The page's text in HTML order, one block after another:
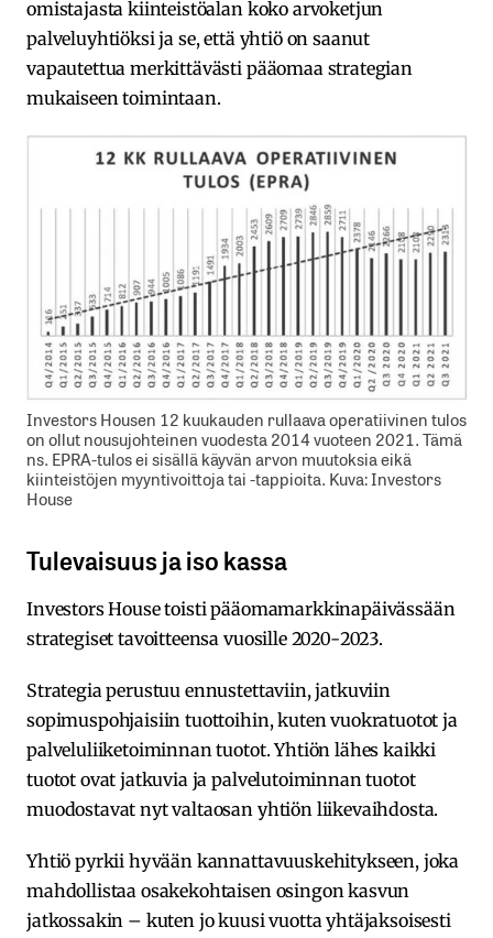
omistajasta kiinteistöalan koko arvoketjun
palveluyhtiöksi ja se, että yhtiö on saanut
vapautettua merkittävästi pääomaa strategian
mukaiseen toimintaan.
Investors Housen 12 kuukauden rullaava operatiivinen tulos
on ollut nousujohteinen vuodesta 2014 vuoteen 2021. Tämä
ns. EPRA-tulos ei sisällä käyvän arvon muutoksia eikä
kiinteistöjen myyntivoittoja tai -tappioita. Kuva: Investors
House
Tulevaisuus ja iso kassa
Investors House toisti pääomamarkkinapäivässään
strategiset tavoitteensa vuosille 2020-2023.
Strategia perustuu ennustettaviin, jatkuviin
sopimuspohjaisiin tuottoihin, kuten vuokratuotot ja
palveluliiketoiminnan tuotot. Yhtiön lähes kaikki
tuotot ovat jatkuvia ja palvelutoiminnan tuotot
muodostavat nyt valtaosan yhtiön liikevaihdosta.
Yhtiö pyrkii hyvään kannattavuuskehitykseen, joka
mahdollistaa osakekohtaisen osingon kasvun
jatkossakin – kuten jo kuusi vuotta yhtäjaksoisesti